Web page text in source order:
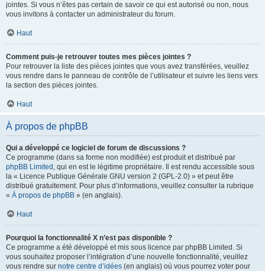
jointes. Si vous n’êtes pas certain de savoir ce qui est autorisé ou non, nous
vous invitons à contacter un administrateur du forum.
Haut
Comment puis-je retrouver toutes mes pièces jointes ?
Pour retrouver la liste des pièces jointes que vous avez transférées, veuillez
vous rendre dans le panneau de contrôle de l’utilisateur et suivre les liens vers
la section des pièces jointes.
Haut
À propos de phpBB
Qui a développé ce logiciel de forum de discussions ?
Ce programme (dans sa forme non modifiée) est produit et distribué par
phpBB Limited , qui en est le légitime propriétaire. Il est rendu accessible sous
la « Licence Publique Générale GNU version 2 (GPL-2.0) » et peut être
distribué gratuitement. Pour plus d’informations, veuillez consulter la rubrique
« À propos de phpBB » (en anglais).
Haut
Pourquoi la fonctionnalité X n’est pas disponible ?
Ce programme a été développé et mis sous licence par phpBB Limited. Si
vous souhaitez proposer l’intégration d’une nouvelle fonctionnalité, veuillez
vous rendre sur notre centre d’idées (en anglais) où vous pourrez voter pour